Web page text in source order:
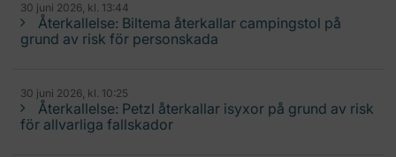
30 juni 2026, kl. 13:44
Återkallelse: Biltema återkallar campingstol på
grund av risk för personskada
30 juni 2026, kl. 10:25
Återkallelse: Petzl återkallar isyxor på grund av risk
för allvarliga fallskador